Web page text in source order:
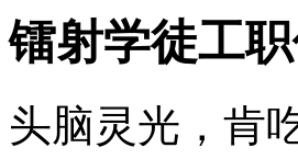
镭射学徒工
头脑灵光，肯